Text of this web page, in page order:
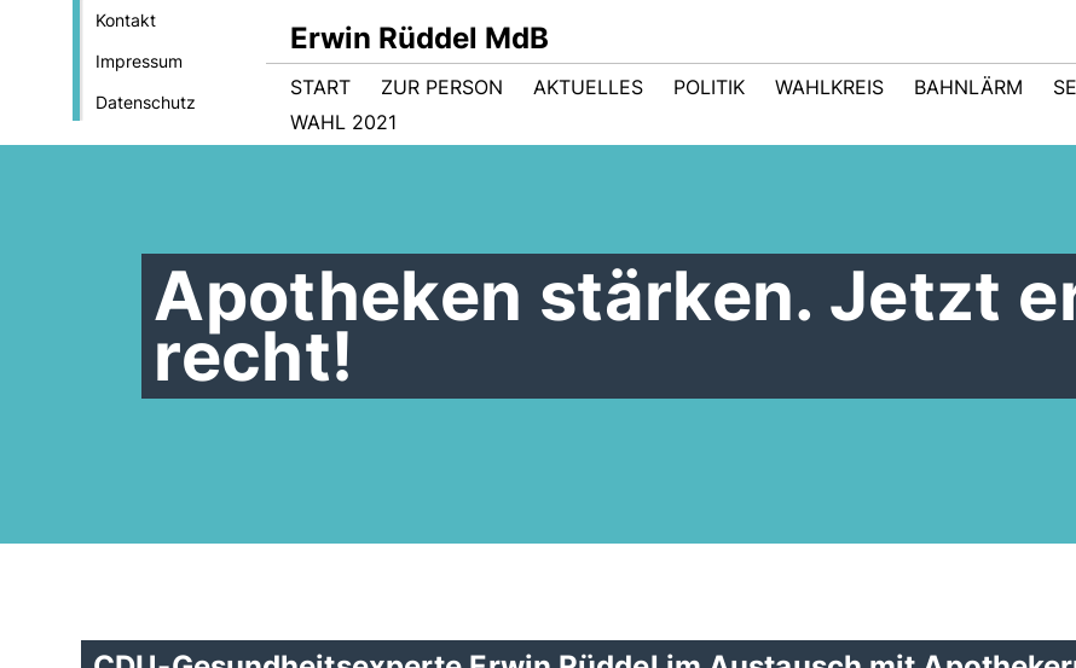
Kontakt
Impressum
Datenschutz
Erwin Rüddel MdB
START ZUR PERSON AKTUELLES POLITIK WAHLKREIS BAHNLÄRM
WAHL 2021
Apotheken stärken. Jetzt
recht!